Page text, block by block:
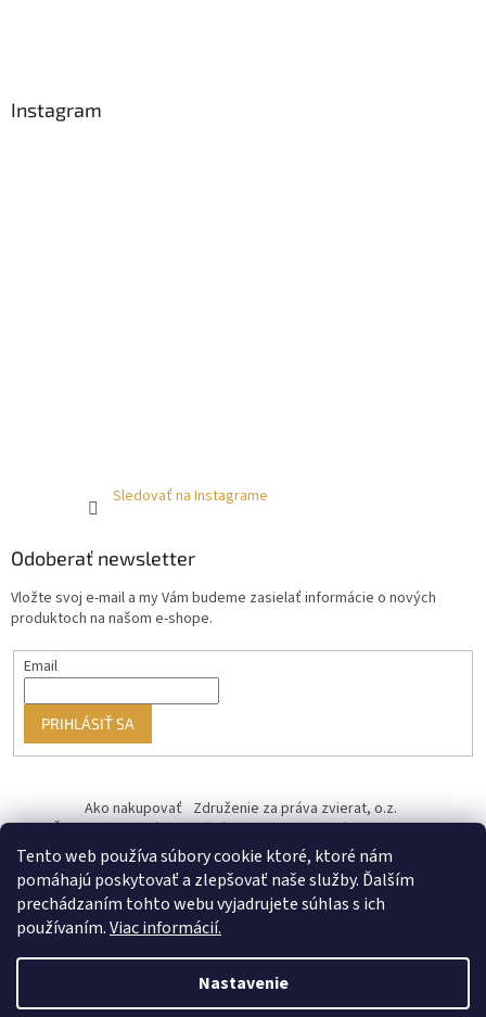
Tento web používa súbory cookie ktoré, ktoré nám
pomáhajú poskytovať a zlepšovať naše služby. Ďalším
prechádzaním tohto webu vyjadrujete súhlas s ich
používaním.Viac informácií.
Nastavenie
Instagram
Sledovať na Instagrame
Odoberať newsletter
Vložte svoj e-mail a my Vám budeme zasielať informácie o nových
produktoch na našom e-shope.
Email
PRIHLÁSIŤ SA
Ako nakupovať Združenie za práva zvierat, o.z.
Československý kastračný program Informácie o cookies
od ♥ vybudoval Filip Minár
Vytvoril Shoptet Premium